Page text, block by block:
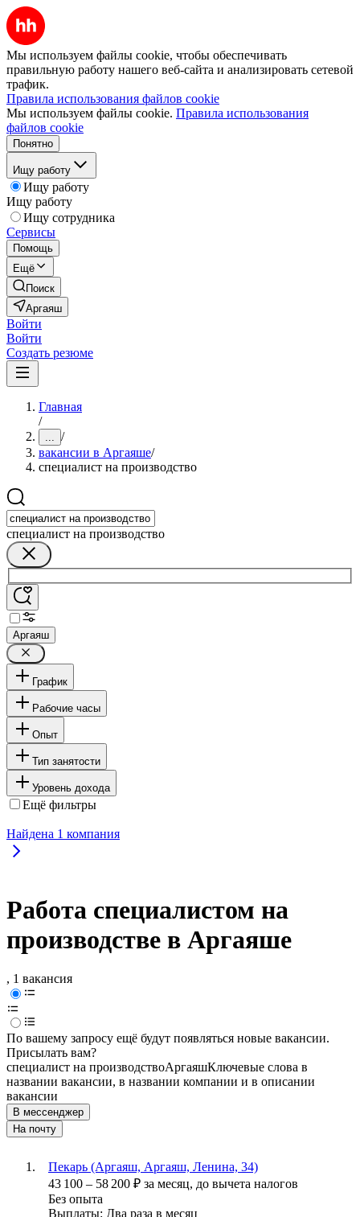
Мы используем файлы cookie, чтобы обеспечивать
правильную работу нашего веб-сайта и анализировать сетевой
трафик.
Правила использования файлов cookie
Мы используем файлы cookie. Правила использования
файлов cookie
Понятно
Ищу работу
Ищу работу
Ищу работу
Ищу сотрудника
Сервисы
Помощь
Ещё
Поиск
Аргаяш
Войти
Войти
Создать резюме
Главная
/
... /
вакансии в Аргаяше/
специалист на производство
специалист на производство
Аргаяш
График
Рабочие часы
Опыт
Тип занятости
Уровень дохода
Ещё фильтры
Найдена 1 компания
Работа специалистом на
производстве в Аргаяше
, 1 вакансия
По вашему запросу ещё будут появляться новые вакансии.
Присылать вам?
специалист на производствоАргаяшКлючевые слова в
названии вакансии, в названии компании и в описании
вакансии
В мессенджер
На почту
Пекарь (Аргаяш, Аргаяш, Ленина, 34)
43 100 – 58 200 ₽ за месяц, до вычета налогов
Без опыта
Выплаты: Два раза в месяц